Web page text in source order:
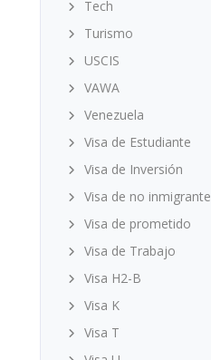
Tech
Turismo
USCIS
VAWA
Venezuela
Visa de Estudiante
Visa de Inversión
Visa de no inmigrante
Visa de prometido
Visa de Trabajo
Visa H2-B
Visa K
Visa T